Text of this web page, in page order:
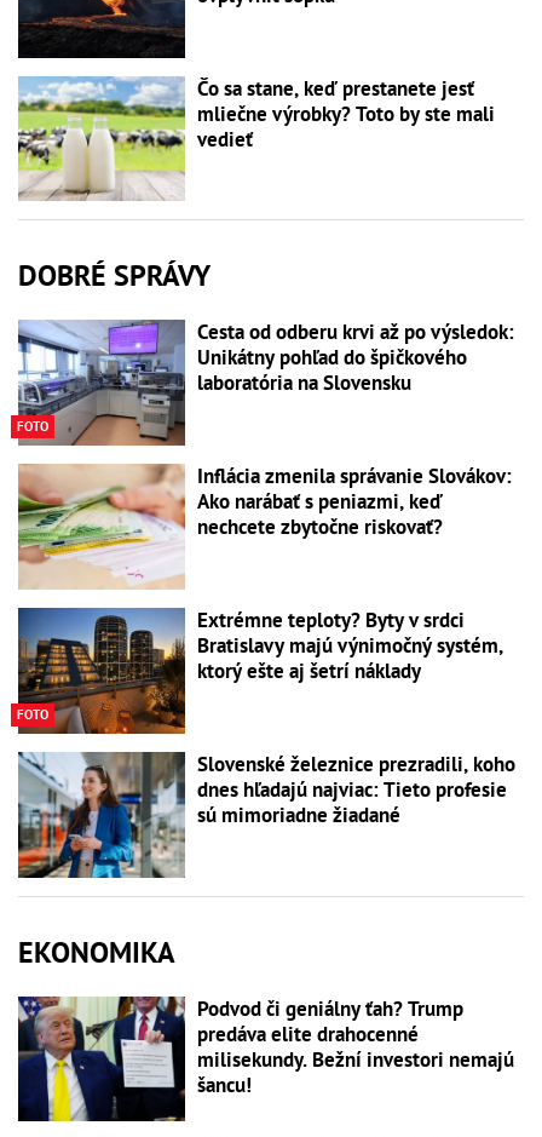
Čo sa stane, keď prestanete jesť
mliečne výrobky? Toto by ste mali
vedieť
DOBRÉ SPRÁVY
FOTO
Cesta od odberu krvi až po výsledok:
Unikátny pohľad do špičkového
laboratória na Slovensku
Inflácia zmenila správanie Slovákov:
Ako narábať s peniazmi, keď
nechcete zbytočne riskovať?
FOTO
Extrémne teploty? Byty v srdci
Bratislavy majú výnimočný systém,
ktorý ešte aj šetrí náklady
Slovenské železnice prezradili, koho
dnes hľadajú najviac: Tieto profesie
sú mimoriadne žiadané
EKONOMIKA
Podvod či geniálny ťah? Trump
predáva elite drahocenné
milisekundy. Bežní investori nemajú
šancu!